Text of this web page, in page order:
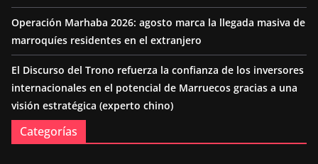
Operación Marhaba 2026: agosto marca la llegada masiva de
marroquíes residentes en el extranjero
El Discurso del Trono refuerza la confianza de los inversores
internacionales en el potencial de Marruecos gracias a una
visión estratégica (experto chino)
Categorías